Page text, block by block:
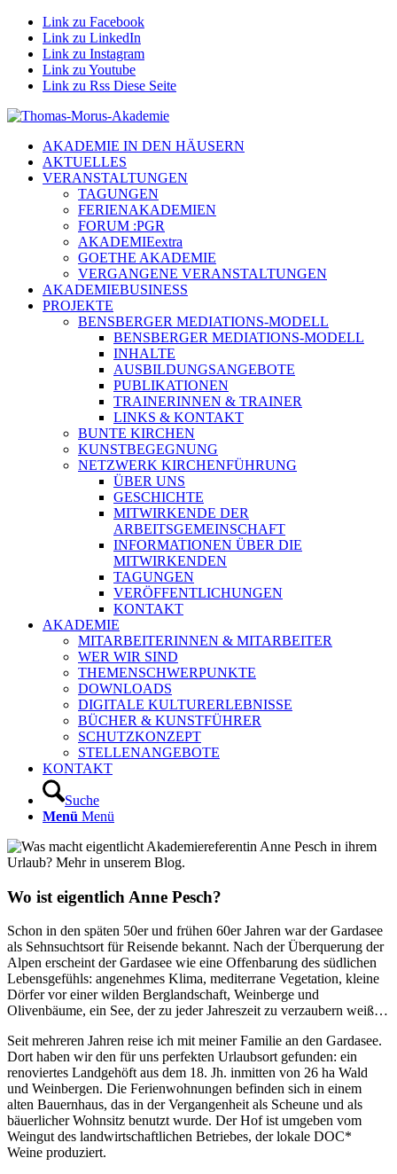
Link zu Facebook
Link zu LinkedIn
Link zu Instagram
Link zu Youtube
Link zu Rss Diese Seite
AKADEMIE IN DEN HÄUSERN
AKTUELLES
VERANSTALTUNGEN
TAGUNGEN
FERIENAKADEMIEN
FORUM :PGR
AKADEMIEextra
GOETHE AKADEMIE
VERGANGENE VERANSTALTUNGEN
AKADEMIEBUSINESS
PROJEKTE
BENSBERGER MEDIATIONS-MODELL
BENSBERGER MEDIATIONS-MODELL
INHALTE
AUSBILDUNGSANGEBOTE
PUBLIKATIONEN
TRAINERINNEN & TRAINER
LINKS & KONTAKT
BUNTE KIRCHEN
KUNSTBEGEGNUNG
NETZWERK KIRCHENFÜHRUNG
ÜBER UNS
GESCHICHTE
MITWIRKENDE DER
ARBEITSGEMEINSCHAFT
INFORMATIONEN ÜBER DIE
MITWIRKENDEN
TAGUNGEN
VERÖFFENTLICHUNGEN
KONTAKT
AKADEMIE
MITARBEITERINNEN & MITARBEITER
WER WIR SIND
THEMENSCHWERPUNKTE
DOWNLOADS
DIGITALE KULTURERLEBNISSE
BÜCHER & KUNSTFÜHRER
SCHUTZKONZEPT
STELLENANGEBOTE
KONTAKT
Suche
Menü Menü
Wo ist eigentlich Anne Pesch?
Schon in den späten 50er und frühen 60er Jahren war der Gardasee
als Sehnsuchtsort für Reisende bekannt. Nach der Überquerung der
Alpen erscheint der Gardasee wie eine Offenbarung des südlichen
Lebensgefühls: angenehmes Klima, mediterrane Vegetation, kleine
Dörfer vor einer wilden Berglandschaft, Weinberge und
Olivenbäume, ein See, der zu jeder Jahreszeit zu verzaubern weiß…
Seit mehreren Jahren reise ich mit meiner Familie an den Gardasee.
Dort haben wir den für uns perfekten Urlaubsort gefunden: ein
renoviertes Landgehöft aus dem 18. Jh. inmitten von 26 ha Wald
und Weinbergen. Die Ferienwohnungen befinden sich in einem
alten Bauernhaus, das in der Vergangenheit als Scheune und als
bäuerlicher Wohnsitz benutzt wurde. Der Hof ist umgeben vom
Weingut des landwirtschaftlichen Betriebes, der lokale DOC*
Weine produziert.